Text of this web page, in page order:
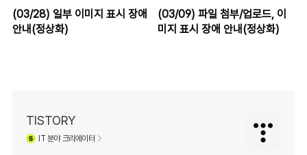
(03/28) 일부 이미지 표시 장애
안내(정상화)
(03/09) 파일 첨부/업로드, 이
미지 표시 장애 안내(정상화)
TISTORY
IT 분야 크리에이터